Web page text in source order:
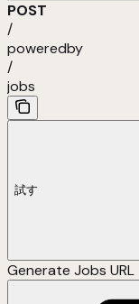
POST
/
poweredby
/
jobs
試す
Generate Jobs URL